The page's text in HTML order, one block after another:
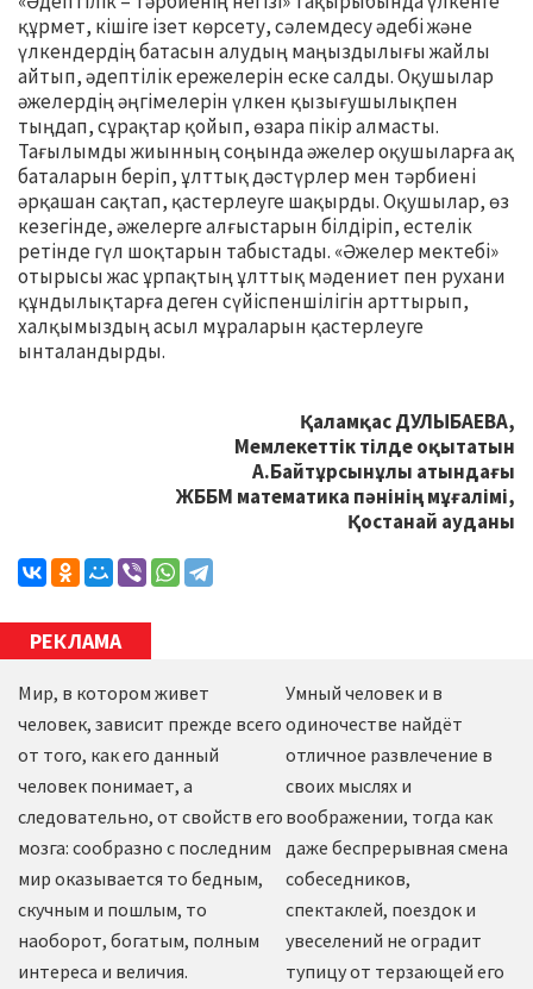
құрмет, кішіге ізет көрсету, сәлемдесу әдебі және
үлкендердің батасын алудың маңыздылығы жайлы
айтып, әдептілік ережелерін еске салды. Оқушылар
әжелердің әңгімелерін үлкен қызығушылықпен
тыңдап, сұрақтар қойып, өзара пікір алмасты.
Тағылымды жиынның соңында әжелер оқушыларға ақ
баталарын беріп, ұлттық дәстүрлер мен тәрбиені
әрқашан сақтап, қастерлеуге шақырды. Оқушылар, өз
кезегінде, әжелерге алғыстарын білдіріп, естелік
ретінде гүл шоқтарын табыстады. «Әжелер мектебі»
отырысы жас ұрпақтың ұлттық мәдениет пен рухани
құндылықтарға деген сүйіспеншілігін арттырып,
халқымыздың асыл мұраларын қастерлеуге
ынталандырды.
Қаламқас ДУЛЫБАЕВА,
Мемлекеттік тілде оқытатын
А.Байтұрсынұлы атындағы
ЖББМ математика пәнінің мұғалімі,
Қостанай ауданы
РЕКЛАМА
Мир, в котором живет
человек, зависит прежде всего
от того, как его данный
человек понимает, а
следовательно, от свойств его
мозга: сообразно с последним
мир оказывается то бедным,
скучным и пошлым, то
наоборот, богатым, полным
интереса и величия.
Умный человек и в
одиночестве найдёт
отличное развлечение в
своих мыслях и
воображении, тогда как
даже беспрерывная смена
собеседников,
спектаклей, поездок и
увеселений не оградит
тупицу от терзающей его